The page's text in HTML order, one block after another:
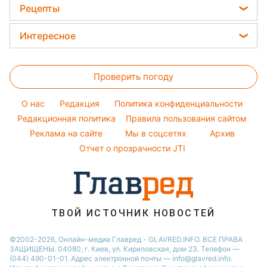
Ани Лорак
Кейт Миддлтон
Алла Пугачева
Максим Галкин
Настя Каменских
Виталий Козловский
Потап
София Ротару
Новости Ровно
Новости Львова
Новости Днепра
Новости Тернополя
Новости Житомира
Новости Одессы
Новости Харькова
Модные ошибки
Новости моды
Советы от Андре Тана
Женские стрижки
Окрашивание волос
Красивый маникюр
Рецепты
Закуски
Салаты
Простые блюда
Легкие десерты
Напитки
Праздничное меню
Интересное
Тесты по картинке
Оптические иллюзии
Народные приметы
Все о шоу-бизнесе
Проверить погоду
O нас Редакция
Политика конфиденциальности
Редакционная политика
Правила пользования сайтом
Реклама на сайте
Мы в соцсетях
Архив
Отчет о прозрачности JTI
ТВОЙ ИСТОЧНИК НОВОСТЕЙ
©2002-2026, Онлайн-медиа Главред - GLAVRED.INFO. ВСЕ ПРАВА
ЗАЩИЩЕНЫ. 04080, г. Киев, ул. Кириловская, дом 23. Телефон —
(044) 490-01-01. Адрес электронной почты — info@glavred.info.